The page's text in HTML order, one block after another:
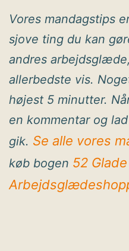
Vores mandagstips
sjove ting du kan
andres
allerbedste vis.
højest 5 minutter.
en kommentar og
gik. Se alle vores
køb bogen 52